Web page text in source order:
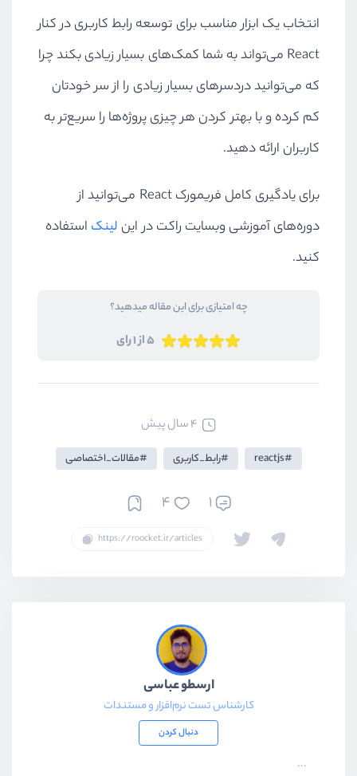
انتخاب یک ابزار مناسب برای توسعه رابط کاربری در کنار
React می‌تواند به شما کمک‌های بسیار زیادی بکند چرا
که می‌توانید دردسرهای بسیار زیادی را از سر خودتان
کم کرده و با بهتر کردن هر چیزی پروژه‌ها را سریع‌تر به
کاربران ارائه دهید.
برای یادگیری کامل فریمورکReact می‌توانید از
دوره‌های آموزشی وبسایت راکت در این لینک استفاده
کنید.
چه امتیازی برای این مقاله میدهید؟
5 از 1 رای
4 سال پیش
reactjs رابط_کاربری مقالات_اختصاصی
1
4
ارسطو عباسی
کارشناس تست نرم‌افزار و مستندات
دنبال کردن
...